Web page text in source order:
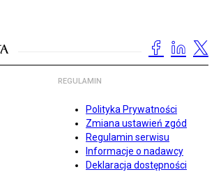
REGULAMIN
Polityka Prywatności
Zmiana ustawień zgód
Regulamin serwisu
Informacje o nadawcy
Deklaracja dostępności